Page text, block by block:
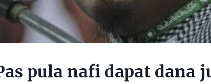
pula nafi dapat dana